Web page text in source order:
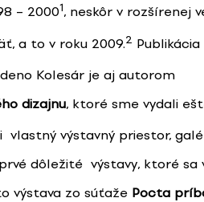
– 20001, neskôr v rozšírenej
a to v roku 2009.2
Kolesár je aj autorom
dizajnu, ktoré sme vydali
vlastný výstavný priestor,
dôležité výstavy, ktoré sa
výstava zo súťaže Pocta